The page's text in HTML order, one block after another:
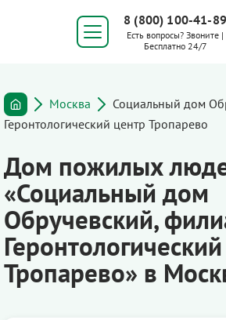
8 (800) 100-41-89
Есть вопросы? Звоните |
Бесплатно 24/7
Москва
Социальный дом
Геронтологический центр Тропарево
Дом пожилых
«Социальный дом
Обручевский,
Тропарево» в